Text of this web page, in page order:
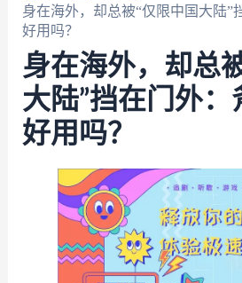
身在海外，却总被“仅限中国大陆”
好用吗？
身在海外，却总
大陆”挡在门外
好用吗？